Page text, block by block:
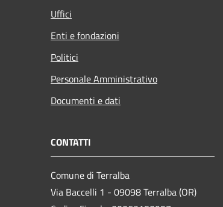
Uffici
Enti e fondazioni
Politici
Personale Amministrativo
Documenti e dati
CONTATTI
Comune di Terralba
Via Baccelli 1 - 09098 Terralba (OR)